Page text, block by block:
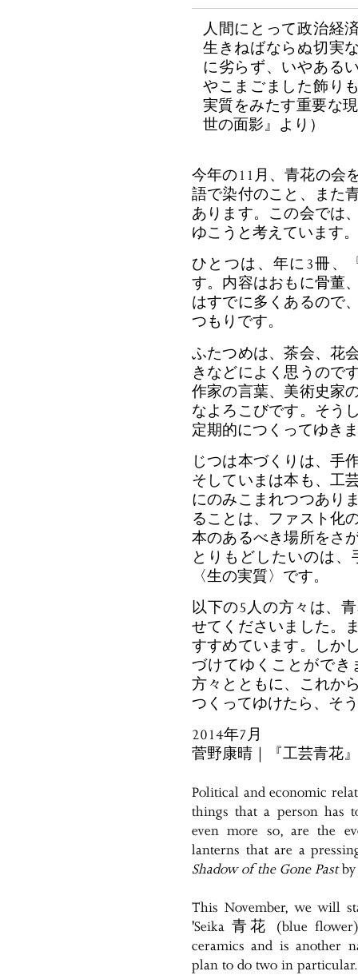
人間にとって政治経
生きねばならぬ切実
に劣らず、いやある
やこまごました飾り
実質をみたす重要な
世の面影』より）
今年の11月、青花の会
語で染付のこと、また
あります。この会では
ゆこうと考えています。
ひとつは、年に3冊、
す。内容はおもに骨董
はすでに多くあるので
つもりです。
ふたつめは、茶会、花
きなどによく思うので
作家の言葉、美術史家
なよろこびです。そう
定期的につくってゆき
じつは本づくりは、手
そしていまは本も、工
にのみこまれつつあり
ることは、ファスト化
本のあるべき場所をさ
とりもどしたいのは
〈生の実質〉です。
以下の5人の方々は、
せてくださいました。
すすめています。しか
づけてゆくことがで
方々とともに、これか
つくってゆけたら、そ
2014年7月
菅野康晴｜『工芸青花
Political and economic
things that a person has
even more so, are the
lanterns that are a
Shadow of the Gone Pastby
This November, we will
'Seika 青花 (blue
ceramics and is another
plan to do two in particular.